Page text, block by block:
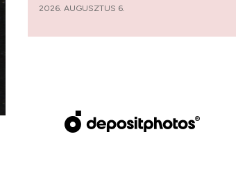
2026. AUGUSZTUS 6.